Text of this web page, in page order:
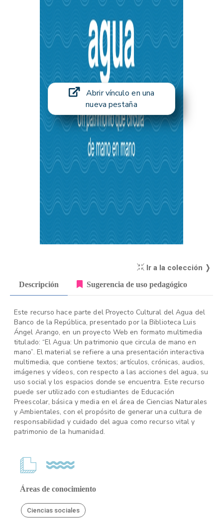
Abrir vínculo en una
nueva pestaña
Ir a la colección ❭
Descripción Sugerencia de uso pedagógico
Este recurso hace parte del Proyecto Cultural del Agua del
Banco de la República, presentado por la Biblioteca Luis
Ángel Arango, en un proyecto Web en formato multimedia
titulado: “El Agua: Un patrimonio que circula de mano en
mano”. El material se refiere a una presentación interactiva
multimedia, que contiene textos; artículos, crónicas, audios,
imágenes y vídeos, con respecto a las acciones del agua, su
uso social y los espacios donde se encuentra. Este recurso
puede ser utilizado con estudiantes de Educación
Preescolar, básica y media en el área de Ciencias Naturales
y Ambientales, con el propósito de generar una cultura de
responsabilidad y cuidado del agua como recurso vital y
patrimonio de la humanidad.
Áreas de conocimiento
Ciencias sociales